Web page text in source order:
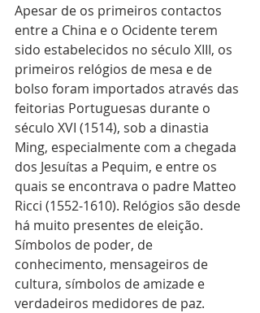
Apesar de os primeiros contactos
entre a China e o Ocidente terem
sido estabelecidos no século XIII, os
primeiros relógios de mesa e de
bolso foram importados através das
feitorias Portuguesas durante o
século XVI (1514), sob a dinastia
Ming, especialmente com a chegada
dos Jesuítas a Pequim, e entre os
quais se encontrava o padre Matteo
Ricci (1552-1610). Relógios são desde
há muito presentes de eleição.
Símbolos de poder, de
conhecimento, mensageiros de
cultura, símbolos de amizade e
verdadeiros medidores de paz.